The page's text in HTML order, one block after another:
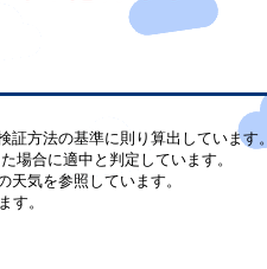
方法の基準に則り算出しています。
場合に適中と判定しています。
天気を参照しています。
す。